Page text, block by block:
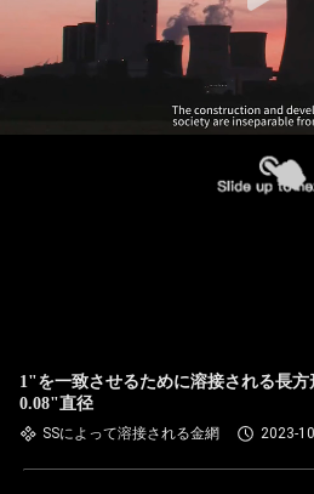
1"を一致させるために溶接される長
0.08"直径
SSによって溶接される金網 2023-